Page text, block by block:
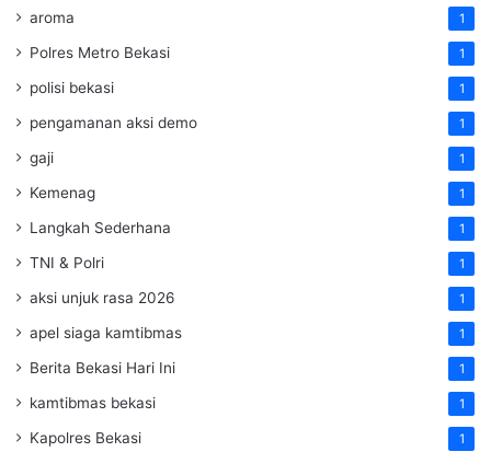
aroma 1
Polres Metro Bekasi 1
polisi bekasi 1
pengamanan aksi demo 1
gaji 1
Kemenag 1
Langkah Sederhana 1
TNI & Polri 1
aksi unjuk rasa 2026 1
apel siaga kamtibmas 1
Berita Bekasi Hari Ini 1
kamtibmas bekasi 1
Kapolres Bekasi 1